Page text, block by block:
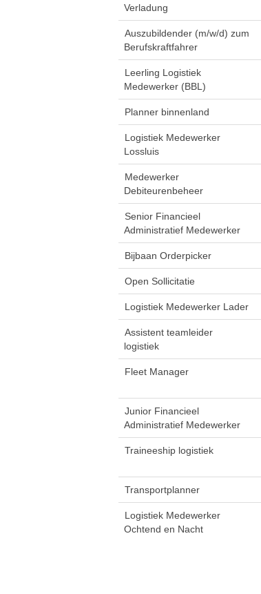
Verladung
Auszubildender (m/w/d) zum
Berufskraftfahrer
Leerling Logistiek
Medewerker (BBL)
Planner binnenland
Logistiek Medewerker
Lossluis
Medewerker
Debiteurenbeheer
Senior Financieel
Administratief Medewerker
Bijbaan Orderpicker
Open Sollicitatie
Logistiek Medewerker Lader
Assistent teamleider
logistiek
Fleet Manager
Junior Financieel
Administratief Medewerker
Traineeship logistiek
Transportplanner
Logistiek Medewerker
Ochtend en Nacht